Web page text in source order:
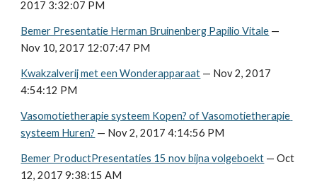
2017 3:32:07 PM
Bemer Presentatie Herman Bruinenberg Papilio Vitale —
Nov 10, 2017 12:07:47 PM
Kwakzalverij met een Wonderapparaat — Nov 2, 2017
4:54:12 PM
Vasomotietherapie systeem Kopen? of Vasomotietherapie
systeem Huren? — Nov 2, 2017 4:14:56 PM
Bemer ProductPresentaties 15 nov bijna volgeboekt — Oct
12, 2017 9:38:15 AM